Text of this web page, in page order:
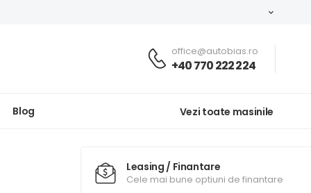
office@autobias.ro
+40 770 222 224
Blog Vezi toate masinile
Leasing / Finantare
Cele mai bune optiuni de finantare